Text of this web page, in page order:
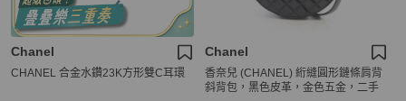
Chanel
CHANEL 合金水鑽23K方形雙C耳環
Chanel
香奈兒 (CHANEL) 絎縫圓形鏈條肩背
斜背包，黑色皮革，金色五金，二手